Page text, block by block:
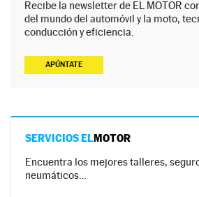
Recibe la newsletter de EL MOTOR
del mundo del automóvil y la moto,
conducción y eficiencia.
APÚNTATE
SERVICIOS ELMOTOR
Encuentra los mejores talleres,
neumáticos…